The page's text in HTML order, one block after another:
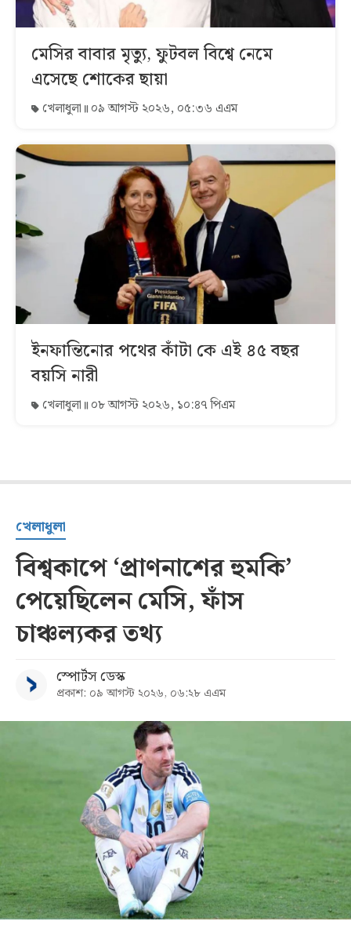
মেসির বাবার মৃত্যু, ফুটবল বিশ্বে নেমে
এসেছে শোকের ছায়া
খেলাধুলা ০৯ আগস্ট ২০২৬, ০৫:৩৬ এএম
ইনফান্তিনোর পথের কাঁটা কে এই ৪৫ বছর
বয়সি নারী
খেলাধুলা ০৮ আগস্ট ২০২৬, ১০:৪৭ পিএম
খেলাধুলা
বিশ্বকাপে ‘প্রাণনাশের হুমকি’
পেয়েছিলেন মেসি, ফাঁস
চাঞ্চল্যকর তথ্য
স্পোর্টস ডেস্ক
প্রকাশ: ০৯ আগস্ট ২০২৬, ০৬:২৮ এএম